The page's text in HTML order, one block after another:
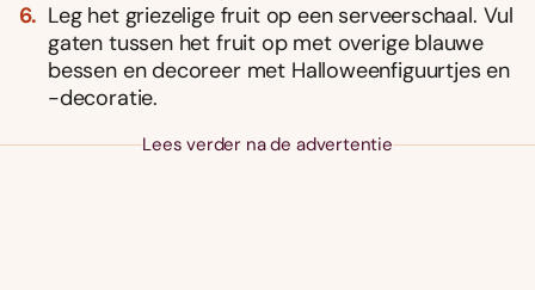
Leg het griezelige fruit op een serveerschaal. Vul
gaten tussen het fruit op met overige blauwe
bessen en decoreer met Halloweenfiguurtjes en
-decoratie.
Lees verder na de advertentie